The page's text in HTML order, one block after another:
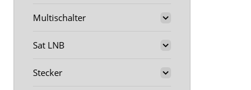
Multischalter
Sat LNB
Stecker